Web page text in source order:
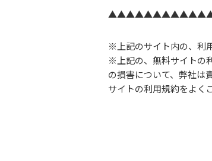
※上記のサイト内の、利
※上記の、無料サイトの
の損害について、弊社は
サイトの利用規約をよく